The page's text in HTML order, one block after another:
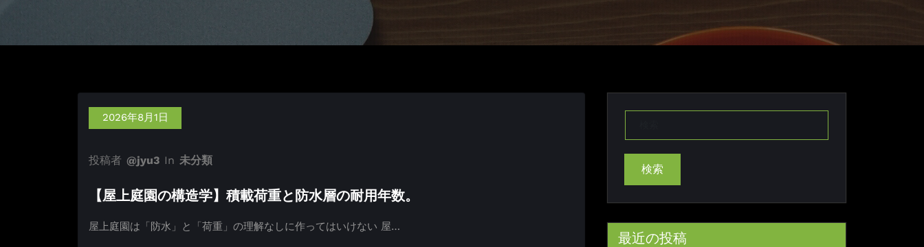
2026年8月1日
投稿者 @jyu3 In 未分類
【屋上庭園の構造学】積載荷重と防水層の耐用年数。
屋上庭園は「防水」と「荷重」の理解なしに作ってはいけない 屋…
検索
最近の投稿